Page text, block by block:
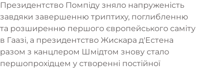
Президентство Помпіду зняло напруженість
завдяки завершенню триптиху, поглибленню
та розширенню першого європейського саміту
в Гаазі, а президентство Жискара д'Естена
разом з канцлером Шмідтом знову стало
першопрохідцем у створенні постійної